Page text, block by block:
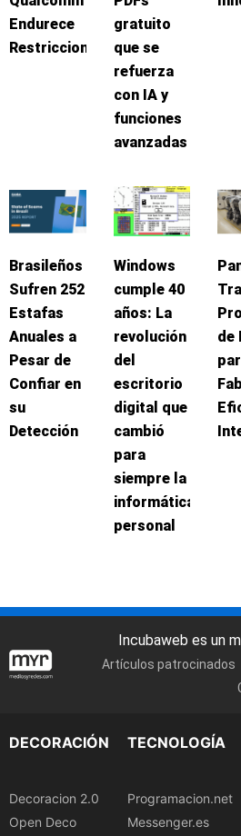
Endurece
Restricciones
gratuito
que se
refuerza
con IA y
funciones
avanzadas
Brasileños
Sufren 252
Estafas
Anuales a
Pesar de
Confiar en
su
Detección
Windows
cumple 40
años: La
revolución
del
escritorio
digital que
cambió
para
siempre la
informática
personal
de
Incubaweb es un
Artículos patrocinados
DECORACIÓN
Decoracion 2.0
Open Deco
TECNOLOGÍA
Programacion.net
Messenger.es